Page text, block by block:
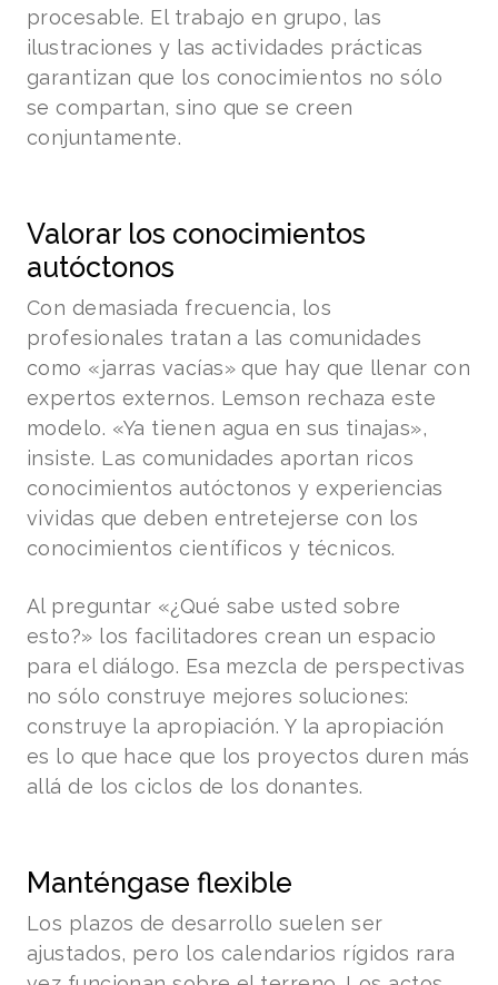
procesable. El trabajo en grupo, las
ilustraciones y las actividades prácticas
garantizan que los conocimientos no sólo
se compartan, sino que se creen
conjuntamente.
Valorar los conocimientos
autóctonos
Con demasiada frecuencia, los
profesionales tratan a las comunidades
como «jarras vacías» que hay que llenar con
expertos externos. Lemson rechaza este
modelo. «Ya tienen agua en sus tinajas»,
insiste. Las comunidades aportan ricos
conocimientos autóctonos y experiencias
vividas que deben entretejerse con los
conocimientos científicos y técnicos.
Al preguntar «¿Qué sabe usted sobre
esto?» los facilitadores crean un espacio
para el diálogo. Esa mezcla de perspectivas
no sólo construye mejores soluciones:
construye la apropiación. Y la apropiación
es lo que hace que los proyectos duren más
allá de los ciclos de los donantes.
Manténgase flexible
Los plazos de desarrollo suelen ser
ajustados, pero los calendarios rígidos rara